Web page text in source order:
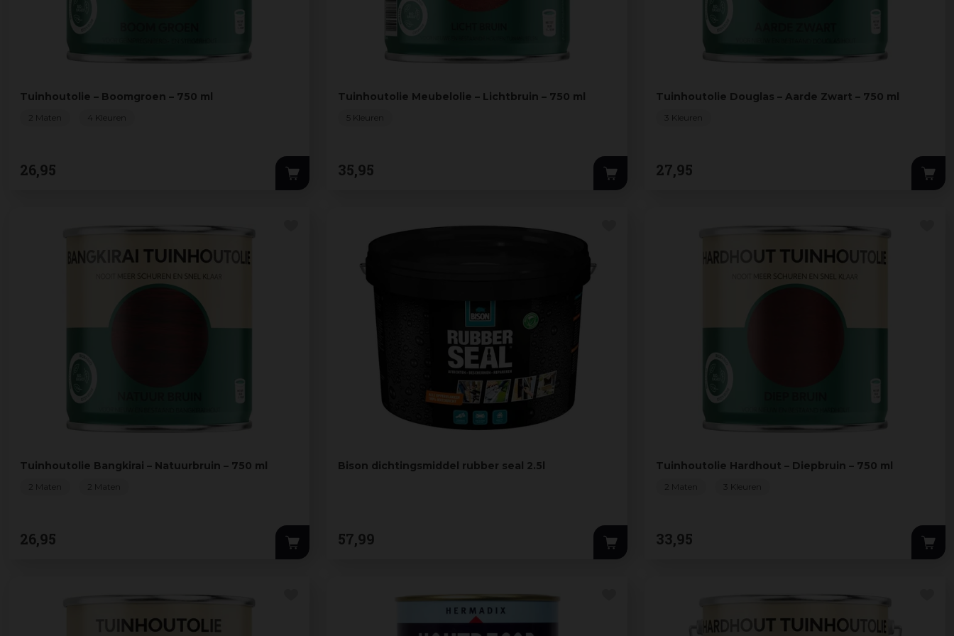
Tuinhoutolie – Boomgroen – 750 ml
26,95
2 Maten 4 Kleuren
Tuinhoutolie Meubelolie – Lichtbruin – 750 ml
35,95
5 Kleuren
Tuinhoutolie Douglas – Aarde Zwart – 750 ml
27,95
3 Kleuren
Tuinhoutolie Bangkirai – Natuurbruin – 750 ml
26,95
2 Maten 2 Maten
Bison dichtingsmiddel rubber seal 2.5l
57,99
Tuinhoutolie Hardhout – Diepbruin – 750 ml
33,95
2 Maten 3 Kleuren